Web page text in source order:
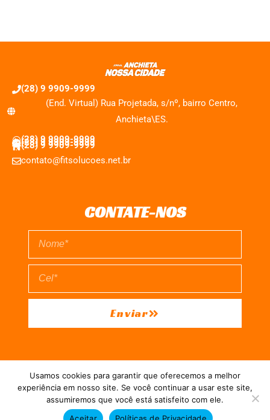
(28) 9 9909-9999
(End. Virtual) Rua Projetada, s/nº, bairro Centro,
Anchieta\ES.
(28) 9 9909-9999
(28) 9 9909-9999
(28) 9 9909-9999
contato@fitsolucoes.net.br
CONTATE-NOS
Enviar
TERMO DE USO
Direitos reservados à FIT Soluções = Atualizado pelo Consórcio de
Usamos cookies para garantir que oferecemos a melhor
experiência em nosso site. Se você continuar a usar este site,
assumiremos que você está satisfeito com ele.
Aceitar
Políticas de Privacidade